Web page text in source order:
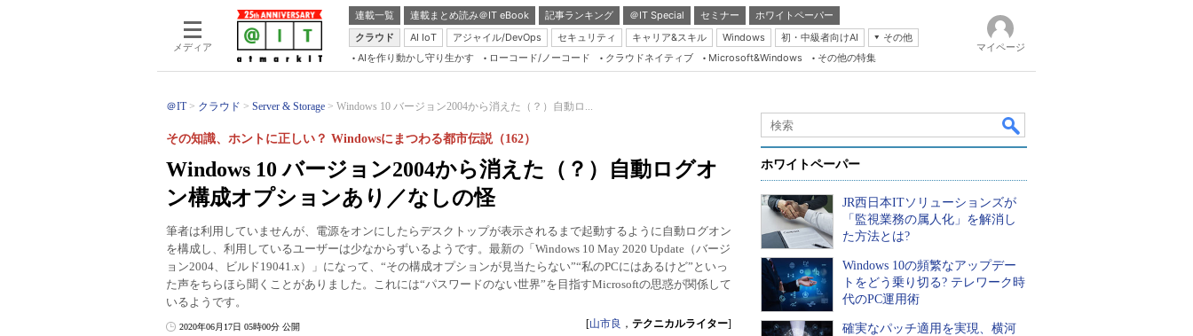
メディア
連載一覧 連載まとめ読み＠IT eBook 記事ランキング ＠IT Special セミナー
ホワイトペーパー
クラウド
AI IoT アジャイル/DevOps セキュリティ キャリア&スキル Windows 初・中級者向けAI
その他
Server & Storage
Java Agile
Database Expert
Linux ＆ OSS
Master of IP Network
Security & Trust
Test & Tools
AIを作り動かし守り生かす ローコード/ノーコード クラウドネイティブ Microsoft&Windows その他の特集
マイページ
＠IT クラウド Server & Storage Windows 10 バージョン2004から消えた（？）自動ロ...
Windows 10 バージョン2004から消えた（？）自動ログオ
ン構成オプションあり／なしの怪
その知識、ホントに正しい？ Windowsにまつわる都市伝説（162）
筆者は利用していませんが、電源をオンにしたらデスクトップが表示されるまで起動するように自動ログオン
を構成し、利用しているユーザーは少なからずいるようです。最新の「Windows 10 May 2020 Update（バージ
ョン2004、ビルド19041.x）」になって、“その構成オプションが見当たらない”“私のPCにはあるけど”といっ
た声をちらほら聞くことがありました。これには“パスワードのない世界”を目指すMicrosoftの思惑が関係して
いるようです。
2020年06月17日 05時00分 公開 [山市良 ， テクニカルライター]
ホワイトペーパー
JR西日本ITソリューションズが
「監視業務の属人化」を解消し
た方法とは?
Windows 10の頻繁なアップデー
トをどう乗り切る? テレワーク時
代のPC運用術
確実なパッチ適用を実現、横河